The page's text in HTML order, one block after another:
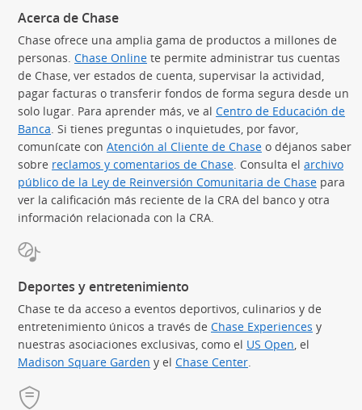
Acerca de Chase
Chase ofrece una amplia gama de productos a millones de
personas. Chase Online te permite administrar tus cuentas
de Chase, ver estados de cuenta, supervisar la actividad,
pagar facturas o transferir fondos de forma segura desde un
solo lugar. Para aprender más, ve al Centro de Educación de
Banca (Se abre en superposición)
. Si tienes preguntas o inquietudes, por favor,
comunícate con Atención al Cliente de Chase o déjanos saber
sobre reclamos y comentarios de Chase . Consulta el archivo
público de la Ley de Reinversión Comunitaria de Chase (Se
para
ver la calificación más reciente de la CRA del banco y otra
información relacionada con la CRA.
Deportes y entretenimiento
Chase te da acceso a eventos deportivos, culinarios y de
entretenimiento únicos a través de Chase Experiences (Se
y
nuestras asociaciones exclusivas, como el US Open(Se abre en
, el
Madison Square Garden (Se abre en superposición)
y el Chase Center(Se abre en
.